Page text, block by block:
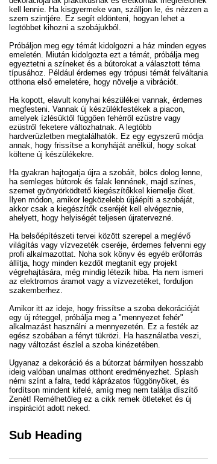
kell lennie. Ha kisgyermeke van, szálljon le, és nézzen a
szem szintjére. Ez segít eldönteni, hogyan lehet a
legtöbbet kihozni a szobájukból.
Próbáljon meg egy témát kidolgozni a ház minden egyes
emeletén. Miután kidolgozta ezt a témát, próbálja meg
egyeztetni a színeket és a bútorokat a választott téma
típusához. Például érdemes egy trópusi témát felváltania
otthona első emeletére, hogy növelje a vibrációt.
Ha kopott, elavult konyhai készülékei vannak, érdemes
megfesteni. Vannak új készülékfestékek a piacon,
amelyek ízlésüktől függően fehérről ezüstre vagy
ezüstről feketere változhatnak. A legtöbb
hardverüzletben megtalálhatók. Ez egy egyszerű módja
annak, hogy frissítse a konyháját anélkül, hogy sokat
költene új készülékekre.
Ha gyakran hajtogatja újra a szobáit, bölcs dolog lenne,
ha semleges bútorok és falak lennének, majd színes,
szemet gyönyörködtető kiegészítőkkel kiemelje őket.
Ilyen módon, amikor legközelebb újjáépíti a szobáját,
akkor csak a kiegészítők cseréjét kell elvégeznie,
ahelyett, hogy helyiségét teljesen újratervezné.
Ha belsőépítészeti tervei között szerepel a meglévő
világítás vagy vízvezeték cseréje, érdemes felvenni egy
profi alkalmazottat. Noha sok könyv és egyéb erőforrás
állítja, hogy minden kezdőt megtanít egy projekt
végrehajtására, még mindig létezik hiba. Ha nem ismeri
az elektromos áramot vagy a vízvezetéket, forduljon
szakemberhez.
Amikor itt az ideje, hogy frissítse a szoba dekorációját
egy új réteggel, próbálja meg a "mennyezet fehér"
alkalmazást használni a mennyezetén. Ez a festék az
egész szobában a fényt tükrözi. Ha használatba veszi,
nagy változást észlel a szoba kinézetében.
Ugyanaz a dekoráció és a bútorzat bármilyen hosszabb
ideig valóban unalmas otthont eredményezhet. Splash
némi színt a falra, tedd káprázatos függönyöket, és
fordítson mindent kifelé, amíg meg nem találja díszítő
Zenét! Remélhetőleg ez a cikk remek ötleteket és új
inspirációt adott neked.
Sub Heading